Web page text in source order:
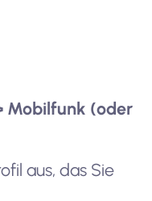
Mobilfunk (oder
aus, das Sie